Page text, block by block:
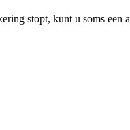
stopt, kunt u soms een